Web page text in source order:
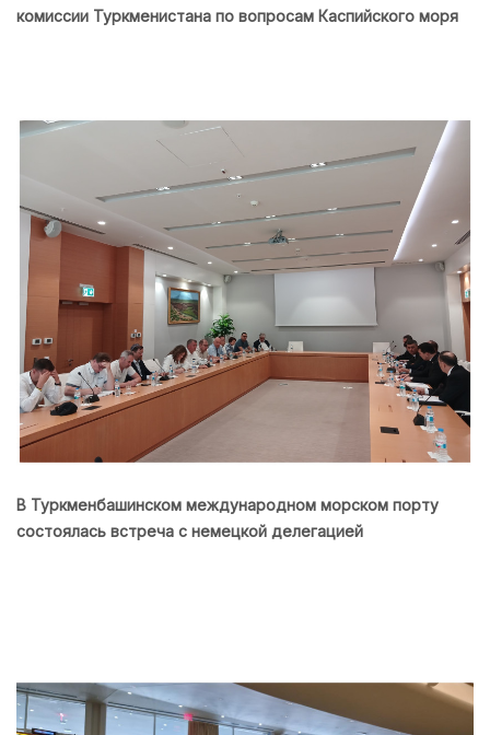
комиссии Туркменистана по вопросам Каспийского моря
В Туркменбашинском международном морском порту
состоялась встреча с немецкой делегацией